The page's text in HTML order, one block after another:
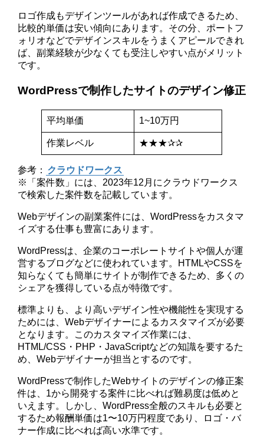
ロゴ作成もデザインツールがあれば作成できるため、
比較的単価は安い傾向にあります。その分、ポートフ
ォリオなどでデザインスキルをうまくアピールできれ
ば、副業経験が少なくても受注しやすい点がメリット
です。
WordPressで制作したサイトのデザイン修正
平均単価 1~10万円
作業レベル ★★★✰✰
参考： クラウドワークス
※「案件数」には、2023年12月にクラウドワークス
で検索した案件数を記載しています。
Webデザインの副業案件には、WordPressをカスタマ
イズする仕事も豊富にあります。
WordPressは、企業のコーポレートサイトや個人が運
営するブログなどに使われています。HTMLやCSSを
知らなくても簡単にサイトが制作できるため、多くの
シェアを獲得している点が特徴です。
標準よりも、より高いデザイン性や機能性を実現する
ためには、Webデザイナーによるカスタマイズが必要
となります。このカスタマイズ作業には、
HTML/CSS・PHP・JavaScriptなどの知識を要するた
め、Webデザイナーが担当とするのです。
WordPressで制作したWebサイトのデザインの修正案
件は、1から開発する案件に比べれば難易度は低めと
いえます。しかし、WordPress全般のスキルも必要と
するため報酬単価は1〜10万円程度であり、ロゴ・バ
ナー作成に比べれば高い水準です。